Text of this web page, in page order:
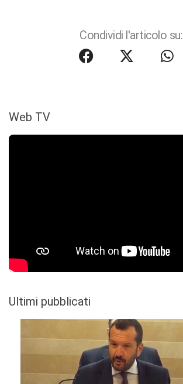
Condividi l'articolo su:
Web TV
Ultimi pubblicati